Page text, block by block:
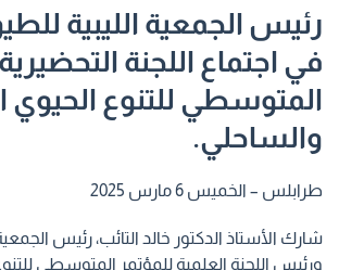
رئيس الجمعية الليبية
في اجتماع اللجنة
المتوسطي للتنوع الحيوي
والساحلي.
طرابلس – الخميس 6 مارس 2025
شارك الأستاذ الدكتور خالد التائب، رئيس الجمعية
ورئيس اللجنة العلمية للمؤتمر المتوسطي